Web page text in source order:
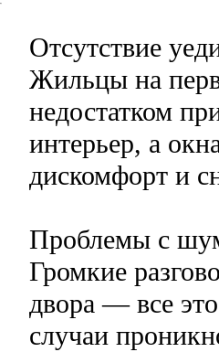
Отсутствие
Жильцы на
недостатком
интерьер, а
дискомфорт и
Проблемы с
Громкие
двора — все
случаи